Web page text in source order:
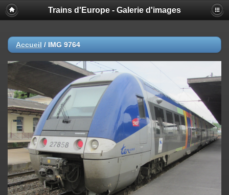
Trains d'Europe - Galerie d'images
Accueil / IMG 9764